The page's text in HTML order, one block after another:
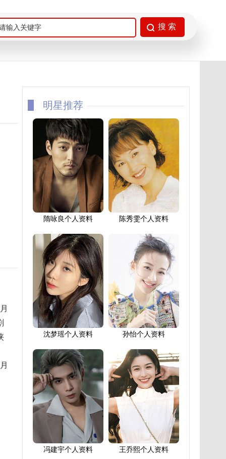
明星推荐
隋咏良个人资料 陈秀雯个人资料
沈梦瑶个人资料 孙怡个人资料
冯建宇个人资料 王乔熙个人资料